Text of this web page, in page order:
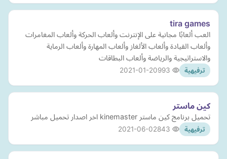
tira games
العب ألعابًا مجانية على الإنترنت وألعاب الحركة وألعاب المغامرات
وألعاب القيادة وألعاب الألغاز وألعاب المهارة وألعاب الرماية
والاستراتيجية والرياضة وألعاب البطاقات
ترفيهية 2021-01-20
كين ماستر
تحميل برنامج كين ماستر kinemaster اخر اصدار تحميل مباشر
ترفيهية 2021-06-02